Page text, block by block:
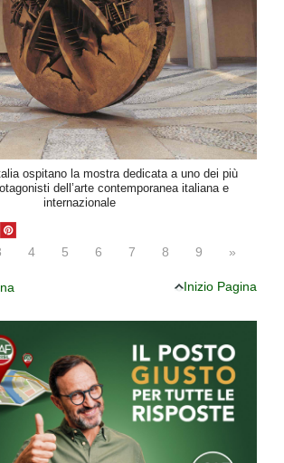
ospitano la mostra dedicata a uno dei più
dell’arte contemporanea italiana e
internazionale
4 5 6 7 8 9 »
Inizio Pagina